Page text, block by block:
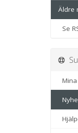
Äldre
Se